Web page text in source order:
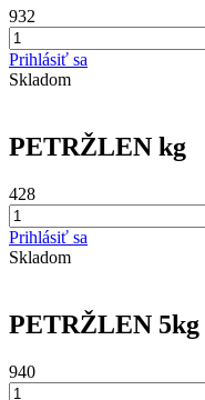
932
Prihlásiť sa
Skladom
PETRŽLEN kg
428
Prihlásiť sa
Skladom
PETRŽLEN 5kg
940